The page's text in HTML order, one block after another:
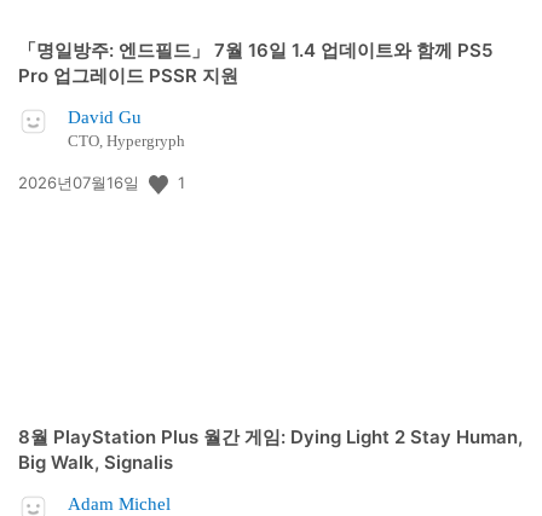
「명일방주: 엔드필드」 7월 16일 1.4 업데이트와 함께 PS5
Pro 업그레이드 PSSR 지원
David Gu
CTO, Hypergryph
공
2026년07월16일 1
8월 PlayStation Plus 월간 게임: Dying Light 2 Stay Human,
Big Walk, Signalis
Adam Michel